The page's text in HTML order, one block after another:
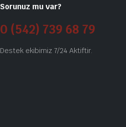
Sorunuz mu var?
0 (542) 739 68 79
Destek ekibimiz 7/24 Aktiftir.